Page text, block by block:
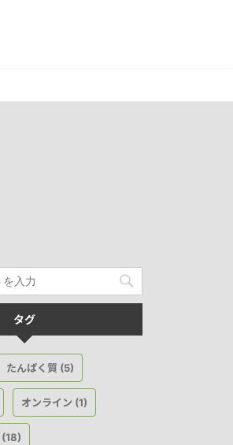
タグ
たんぱく質 (5)
オンライン (1)
(18)